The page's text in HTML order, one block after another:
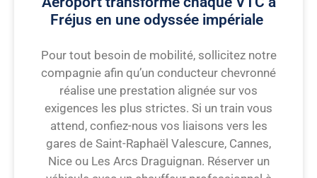
Fréjus en une odyssée impériale
Pour tout besoin de mobilité, sollicitez notre
compagnie afin qu’un conducteur chevronné
réalise une prestation alignée sur vos
exigences les plus strictes. Si un train vous
attend, confiez-nous vos liaisons vers les
gares de Saint-Raphaël Valescure, Cannes,
Nice ou Les Arcs Draguignan. Réserver un